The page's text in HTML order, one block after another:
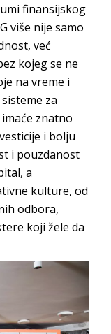
finansijskog
više nije samo
već
kojeg se ne
na vreme i
za
znatno
i bolju
i pouzdanost
a
kulture, od
odbora,
koji žele da